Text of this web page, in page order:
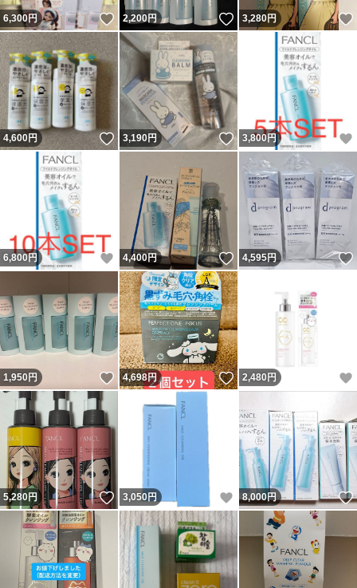
6,300円 いいね！
2,200円 いいね！
3,280円
4,600円 いいね！
3,190円 いいね！
3,800円
6,800円 いいね！
4,400円 いいね！
4,595円
1,950円 いいね！
4,698円 いいね！
2,480 円
5,280円 いいね！
3,050円 いいね！
8,000円